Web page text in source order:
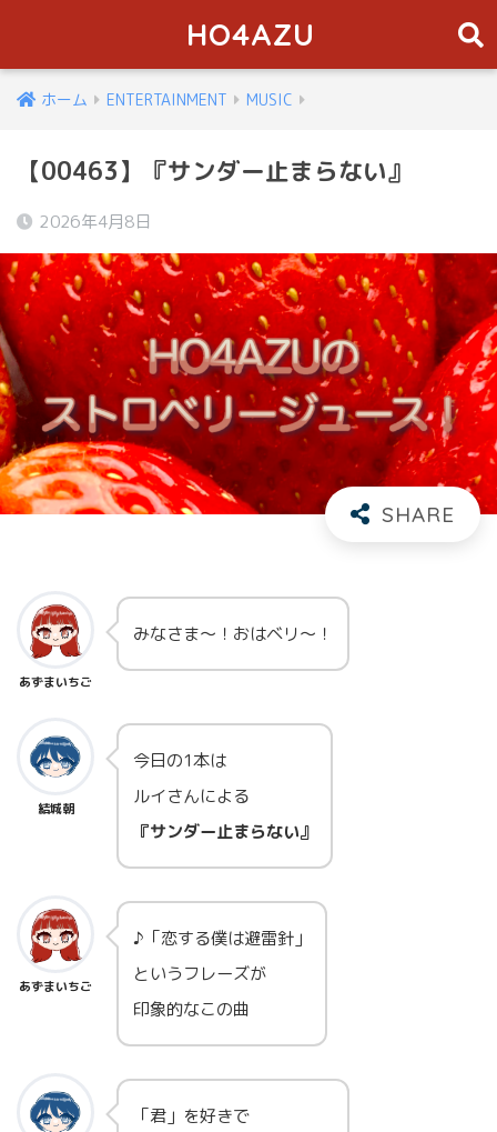
HO4AZU
ホーム ENTERTAINMENT MUSIC
【00463】『サンダー止まらない』
2026年4月8日
あずまいちご
みなさま～！おはベリ～！
結城朝
今日の1本は
ルイさんによる
『サンダー止まらない』
あずまいちご
♪「恋する僕は避雷針」
というフレーズが
印象的なこの曲
「君」を好きで